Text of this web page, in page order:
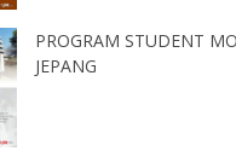
PROGRAM STUDENT
JEPANG